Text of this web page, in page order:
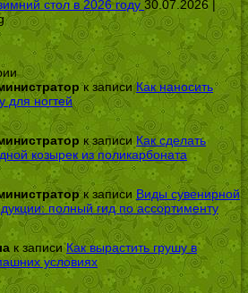
стол в 2026 году 30.07.2026 |
к записиКак наносить
для ногтей
к записи Как сделать
козырек из поликарбоната
к записи Виды сувенирной
полный гид по ассортименту
к записиКак вырастить грушу в
условиях